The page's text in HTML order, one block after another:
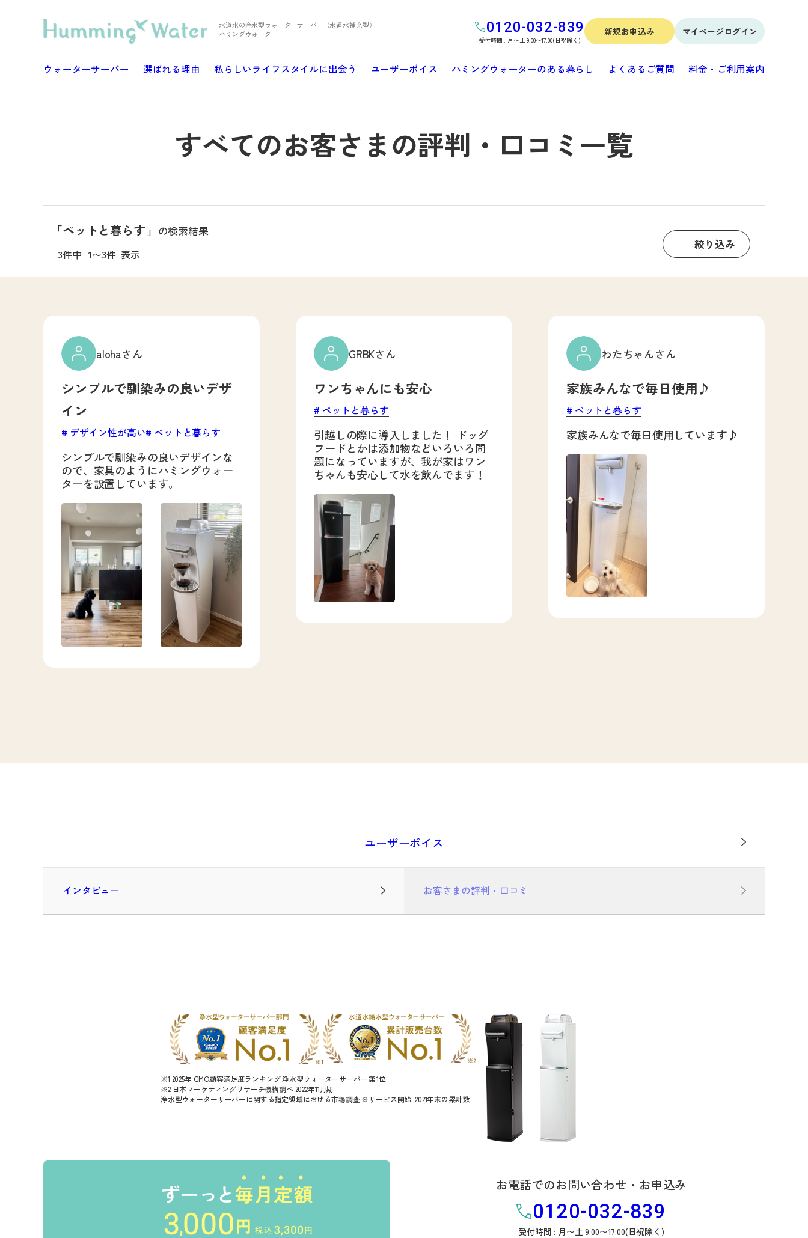
水道水の浄水型ウォーターサーバー（水道水補充型）
ハミングウォーター
0120-032-839
受付時間 : 月〜土 9:00〜17:00(日祝除く)
新規お申込み マイページログイン
ウォーターサーバー 選ばれる理由 私らしいライフスタイルに出会う ユーザーボイス ハミングウォーターのある暮らし よくあるご質問 料金・ご利用案内
すべてのお客さまの評判・口コミ一覧
「ペットと暮らす」 の検索結果
3件中 1〜3件 表示
絞り込み
シンプルで馴染みの良いデザ
イン
デザイン性が高い ペットと暮らす
alohaさん
シンプルで馴染みの良いデザインな
ので、家具のようにハミングウォー
ターを設置しています。
ワンちゃんにも安心
ペットと暮らす
GRBKさん
引越しの際に導入しました！ ドッグ
フードとかは添加物などいろいろ問
題になっていますが、我が家はワン
ちゃんも安心して水を飲んでます！
家族みんなで毎日使用♪
ペットと暮らす
わたちゃんさん
家族みんなで毎日使用しています♪
ユーザーボイス
インタビュー お客さまの評判・口コミ
※1 2025年 GMO顧客満足度ランキング 浄水型ウォーターサーバー 第1位
※2 日本マーケティングリサーチ機構調べ 2022年11月期
浄水型ウォーターサーバーに関する指定領域における市場調査 ※サービス開始-2021年末の累計数
お電話でのお問い合わせ・お申込み
0120-032-839
受付時間 : 月〜土 9:00〜17:00(日祝除く)